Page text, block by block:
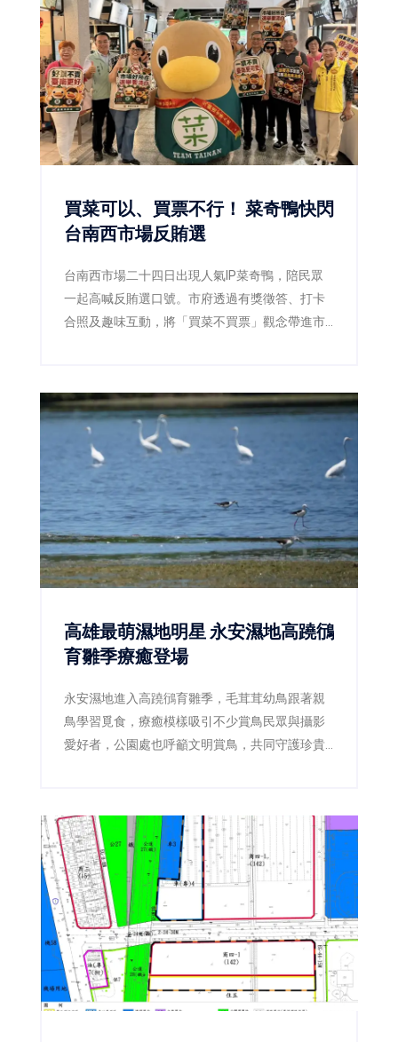
底蘊。
買菜可以、買票不行！ 菜奇鴨快閃
台南西市場反賄選
台南西市場二十四日出現人氣IP菜奇鴨，陪民眾
一起高喊反賄選口號。市府透過有獎徵答、打卡
合照及趣味互動，將「買菜不買票」觀念帶進市
高雄最萌濕地明星 永安濕地高蹺鴴
育雛季療癒登場
永安濕地進入高蹺鴴育雛季，毛茸茸幼鳥跟著親
鳥學習覓食，療癒模樣吸引不少賞鳥民眾與攝影
愛好者，公園處也呼籲文明賞鳥，共同守護珍貴